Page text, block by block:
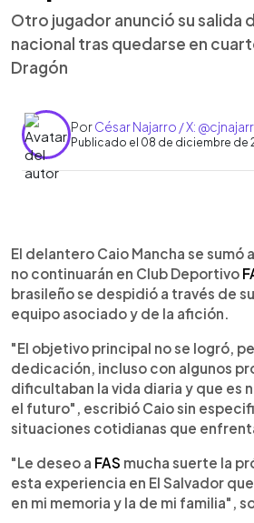
Otro jugador anunció su salida
nacional tras quedarse en
Dragón
PorCésar Najarro / X:
Publicado el 08 de diciembre de
Escuchar artículo
El delantero Caio Mancha se sumó
no continuarán en Club Deportivo
brasileño se despidió a través de
equipo asociado y de la afición.
"El objetivo principal no se logró,
dedicación, incluso con algunos
dificultaban la vida diaria y que es
el futuro", escribió Caio sin
situaciones cotidianas que
"Le deseo a FAS mucha suerte la
esta experiencia en El Salvador
en mi memoria y la de mi familia",